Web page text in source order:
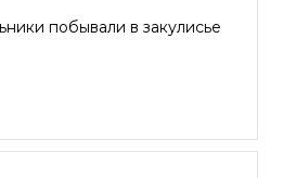
побывали в закулисье